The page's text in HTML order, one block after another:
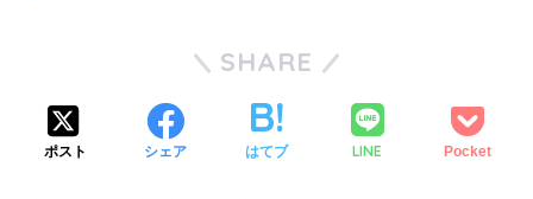
SHARE
ポスト シェア はてブ LINE Pocket